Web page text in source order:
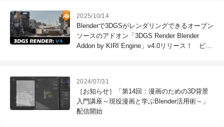
2025/10/14
Blenderで3DGSがレンダリングできるオープン
ソースのアドオン「3DGS Render Blender
Addon by KIRI Engine」v4.0リリース！ ビュ
2024/07/31
［お知らせ］「第14回：漫画のための3D背景
入門講座～現役漫画と学ぶBlender活用術～」
配信開始